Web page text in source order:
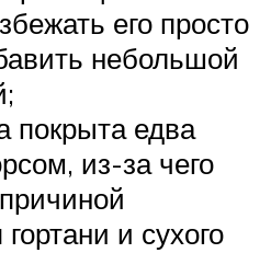
его просто
небольшой
покрыта едва
из-за чего
и сухого